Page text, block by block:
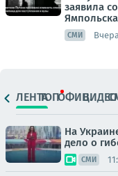
заявила
СМИ
ЛЕНТАТОПОФИЦ.ВИДЕО
На
дело о
СМИ